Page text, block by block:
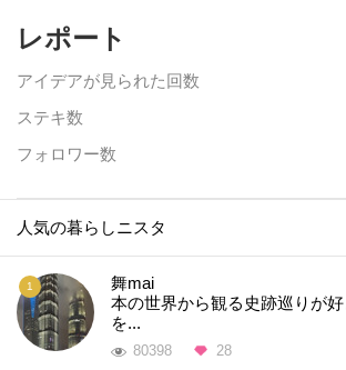
レポート
アイデアが見られた回数
ステキ数
フォロワー数
人気の暮らしニスタ
舞mai
本の世界から観る史跡巡りが
を...
80398 28